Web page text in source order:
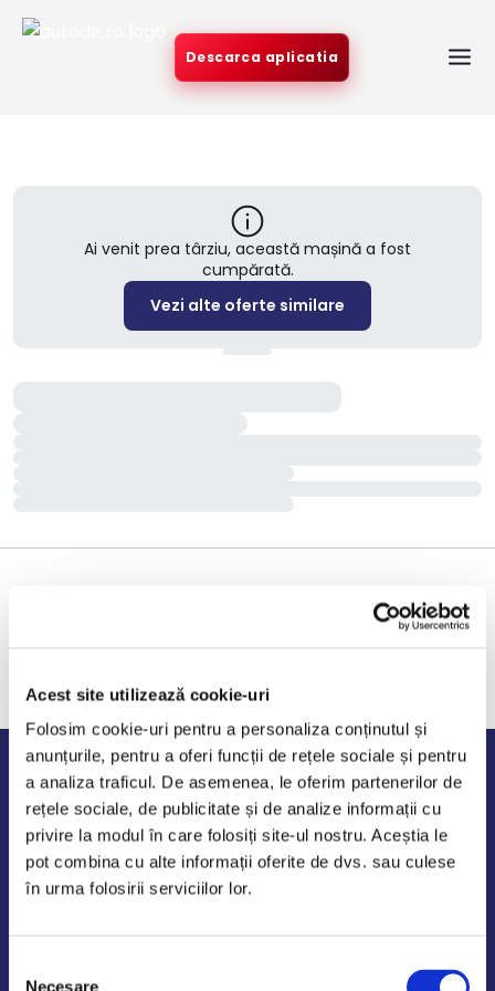
Acest site utilizează cookie-uri
Folosim cookie-uri pentru a personaliza conținutul și
anunțurile, pentru a oferi funcții de rețele sociale și pentru
a analiza traficul. De asemenea, le oferim partenerilor de
rețele sociale, de publicitate și de analize informații cu
privire la modul în care folosiți site-ul nostru. Aceștia le
pot combina cu alte informații oferite de dvs. sau culese
în urma folosirii serviciilor lor.
Necesare
Descarca aplicatia
Ai venit prea târziu, această mașină a fost
cumpărată.
Vezi alte oferte similare
Program de lucru
Luni - Vineri: 09:00-18:00
Sambata - Duminica: 10:00-14:00